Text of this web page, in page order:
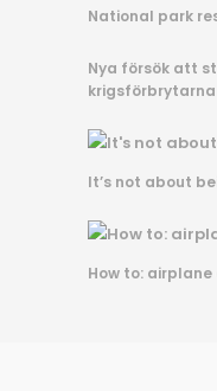
National park
Nya försök att
krigsförbrytarna
It’s not about
How to: